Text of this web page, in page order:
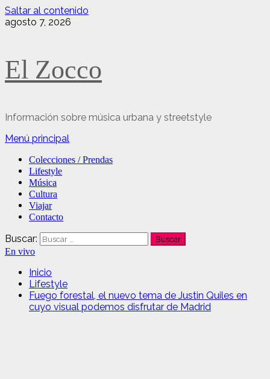
Saltar al contenido
agosto 7, 2026
El Zocco
Información sobre música urbana y streetstyle
Menú principal
Colecciones / Prendas
Lifestyle
Música
Cultura
Viajar
Contacto
Buscar:
En vivo
Inicio
Lifestyle
Fuego forestal, el nuevo tema de Justin Quiles en
cuyo visual podemos disfrutar de Madrid